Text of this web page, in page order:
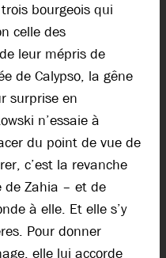
bourgeois qui
celle des
leur mépris de
de Calypso, la gêne
surprise en
n’essaie à
du point de vue de
c’est la revanche
de Zahia – et de
à elle. Et elle s’y
Pour donner
elle lui accorde